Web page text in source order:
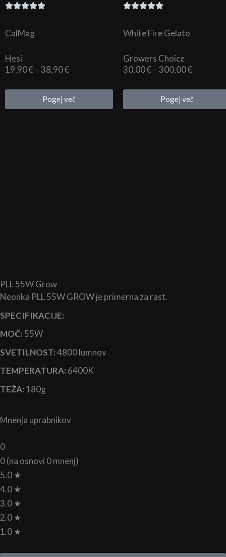
CalMag
Hesi
19,90€–38,90€Cenovni
od
19,90 €
Pogej več
White Fire Gelato
Growers Choice
30,00€–300,00€Cenovni
od
30,00 €
Pogej več
PLL 55W Grow
Neonka PLL 55W GROW je primerna za rast.
SPECIFIKACIJE:
MOČ: 55W
SVETILNOST:4800 lumnov
TEMPERATURA: 6400K
TEŽA: 180g
Mnenja uprabnikov
0
0 (na osnovi 0 mnenj)
5.0 ★
4.0 ★
3.0 ★
2.0 ★
1.0 ★